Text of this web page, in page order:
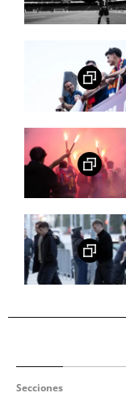
Secciones